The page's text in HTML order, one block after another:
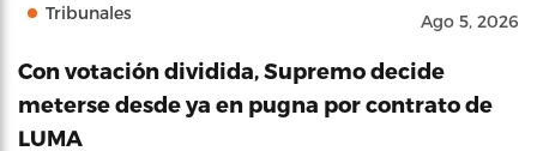
Tribunales Ago 5, 2026
Con votación dividida, Supremo decide
meterse desde ya en pugna por contrato de
LUMA